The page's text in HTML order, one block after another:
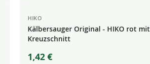
HIKO
Kälbersauger Original - HIKO rot mit
Kreuzschnitt
1,42 €